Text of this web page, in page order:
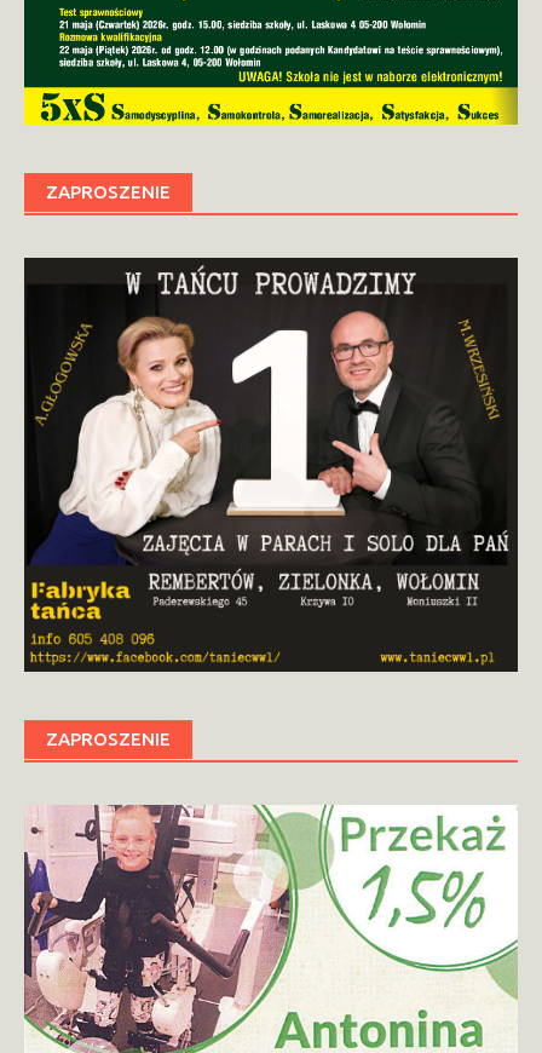
ZAPROSZENIE
ZAPROSZENIE